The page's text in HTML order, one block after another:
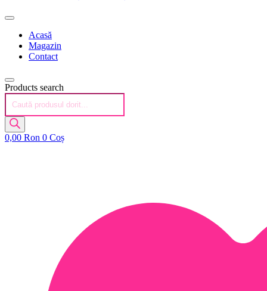
Acasă
Magazin
Contact
Products search
0,00 Ron 0 Coș